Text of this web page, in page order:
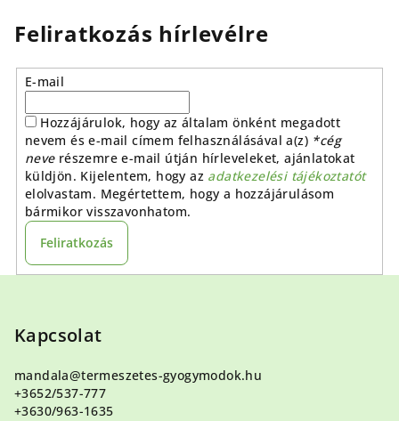
Feliratkozás hírlevélre
E-mail
Hozzájárulok, hogy az általam önként megadott
nevem és e-mail címem felhasználásával a(z) *cég
neverészemre e-mail útján hírleveleket, ajánlatokat
küldjön. Kijelentem, hogy az adatkezelési tájékoztatót
elolvastam. Megértettem, hogy a hozzájárulásom
bármikor visszavonhatom.
Feliratkozás
Kapcsolat
mandala@termeszetes-gyogymodok.hu
+3652/537-777
+3630/963-1635